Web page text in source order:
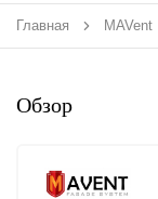
Главная MAVent
Обзор